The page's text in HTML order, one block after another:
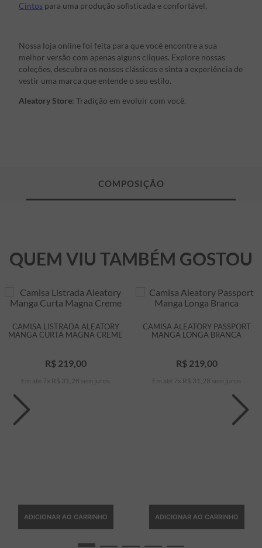
Cintos para uma produção sofisticada e confortável.
Nossa loja online foi feita para que você encontre a sua
melhor versão com apenas alguns cliques. Explore nossas
coleções, descubra os nossos clássicos e sinta a experiência de
vestir uma marca que entende o seu estilo.
Aleatory Store: Tradição em evoluir com você.
QUEM VIU TAMBÉM GOSTOU
CAMISA LISTRADA ALEATORY
MANGA CURTA MAGNA CREME
R$ 219,00
Em até 7 x R$ 31 28 sem juros
ADICIONAR AO CARRINHO
CAMISA ALEATORY PASSPORT
MANGA LONGA BRANCA
R$ 219,00
Em até 7 x R$ 31 28 sem juros
ADICIONAR AO CARRINHO